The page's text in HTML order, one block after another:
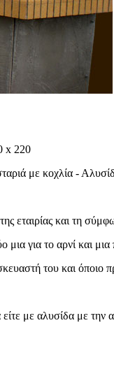
x 220
με κοχλία -
εταιρίας και τη
για το αρνί και
του και όποιο
με αλυσίδα με την